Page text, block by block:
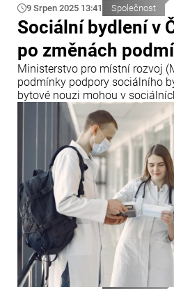
9 Srpen 2025 13:41 Společnost
Sociální bydlení v
po změnách
Ministerstvo pro místní rozvoj
podmínky podpory sociálního
bytové nouzi mohou v
také osoby, které nepatří mezi